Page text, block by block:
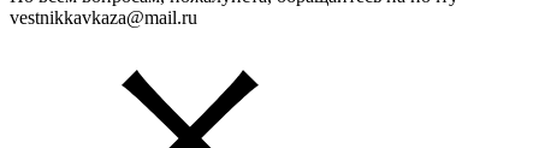
vestnikkavkaza@mail.ru